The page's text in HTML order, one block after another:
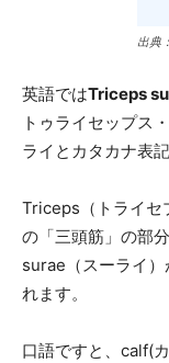
出典：
英語ではTriceps
トゥライセップス
ライとカタカナ表
Triceps（トライセ
の「三頭筋」の部分
surae（スーライ
れます。
口語ですと、calf(